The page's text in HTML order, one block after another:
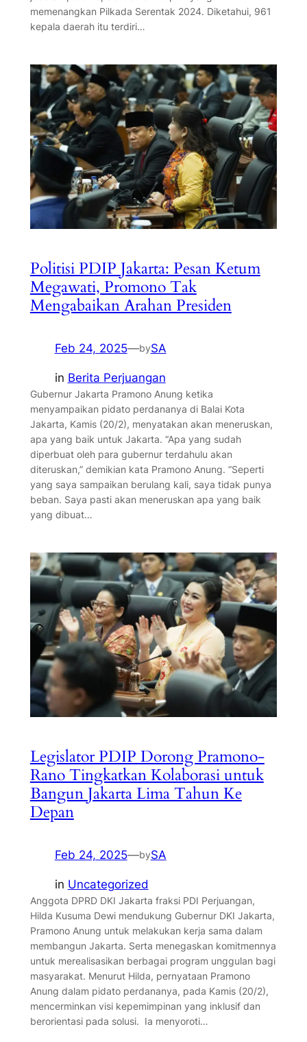
memenangkan Pilkada Serentak 2024. Diketahui, 961
kepala daerah itu terdiri…
Politisi PDIP Jakarta: Pesan Ketum
Megawati, Promono Tak
Mengabaikan Arahan Presiden
Feb 24, 2025—bySA
in Berita Perjuangan
Gubernur Jakarta Pramono Anung ketika
menyampaikan pidato perdananya di Balai Kota
Jakarta, Kamis (20/2), menyatakan akan meneruskan,
apa yang baik untuk Jakarta. “Apa yang sudah
diperbuat oleh para gubernur terdahulu akan
diteruskan,” demikian kata Pramono Anung. “Seperti
yang saya sampaikan berulang kali, saya tidak punya
beban. Saya pasti akan meneruskan apa yang baik
yang dibuat…
Legislator PDIP Dorong Pramono-
Rano Tingkatkan Kolaborasi untuk
Bangun Jakarta Lima Tahun Ke
Depan
Feb 24, 2025—bySA
in Uncategorized
Anggota DPRD DKI Jakarta fraksi PDI Perjuangan,
Hilda Kusuma Dewi mendukung Gubernur DKI Jakarta,
Pramono Anung untuk melakukan kerja sama dalam
membangun Jakarta. Serta menegaskan komitmennya
untuk merealisasikan berbagai program unggulan bagi
masyarakat. Menurut Hilda, pernyataan Pramono
Anung dalam pidato perdananya, pada Kamis (20/2),
mencerminkan visi kepemimpinan yang inklusif dan
berorientasi pada solusi. Ia menyoroti…